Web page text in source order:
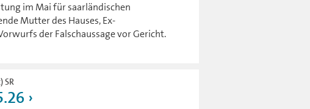
im Mai für saarländischen
Mutter des Hauses, Ex-
der Falschaussage vor Gericht.
SR